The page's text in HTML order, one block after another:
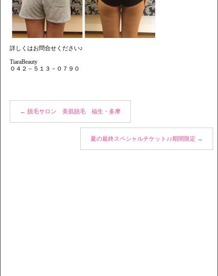
詳しくはお問合せください♪
TiaraBeauty
０４２－５１３－０７９０
← 脱毛サロン 美肌脱毛 福生・多摩
夏の最終スペシャルチケット♪♪期間限定 →